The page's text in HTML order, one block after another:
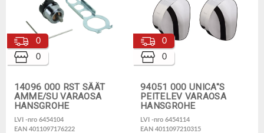
14096 000 RST SÄÄT
AMME/SU VARAOSA
HANSGROHE
LVI -nro 6454104
EAN 4011097176222
0
0
94051 000 UNICA"S
PEITELEV VARAOSA
HANSGROHE
LVI -nro 6454114
EAN 4011097210315
0
0